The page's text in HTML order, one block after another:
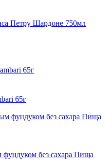
Петру Шардоне 750мл
65г
без сахара Пища